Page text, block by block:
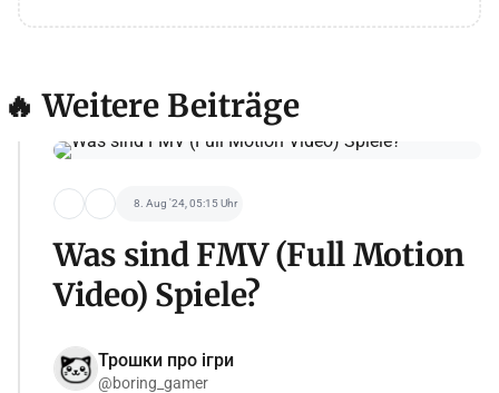
🔥 Weitere Beiträge
8. Aug '24, 05:15 Uhr
Was sind FMV (Full Motion
Video) Spiele?
Трошки про ігри
@boring_gamer